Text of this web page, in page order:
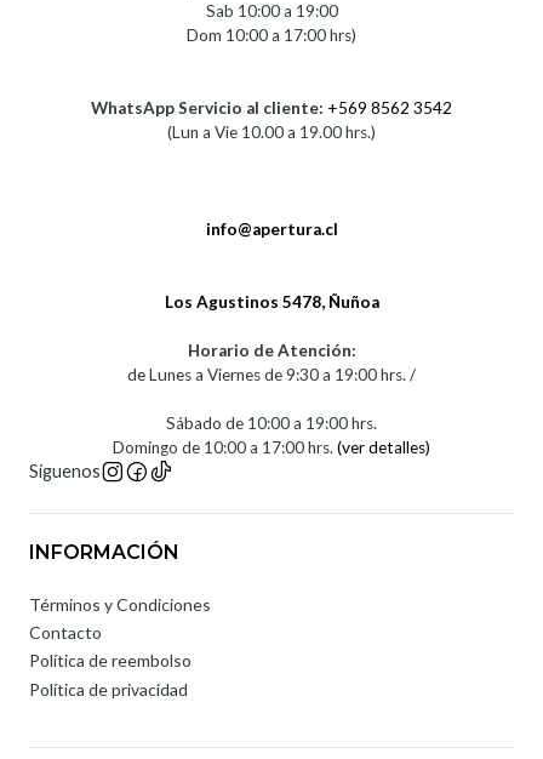
Sab 10:00 a 19:00
Dom 10:00 a 17:00 hrs)
WhatsApp Servicio al cliente: +569 8562 3542
(Lun a Vie 10.00 a 19.00 hrs.)
info@apertura.cl
Los Agustinos 5478, Ñuñoa
Horario de Atención:
de Lunes a Viernes de 9:30 a 19:00 hrs. /
Sábado de 10:00 a 19:00 hrs.
Domingo de 10:00 a 17:00 hrs.(ver detalles)
Síguenos
INFORMACIÓN
Términos y Condiciones
Contacto
Política de reembolso
Política de privacidad